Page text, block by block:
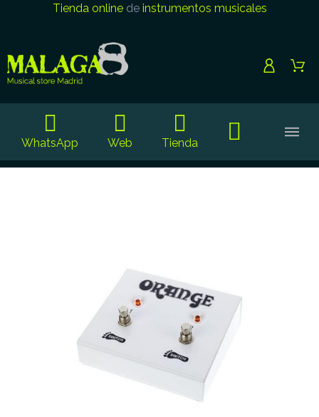
Tienda onlinede instrumentos musicales
WhatsApp Web Tienda